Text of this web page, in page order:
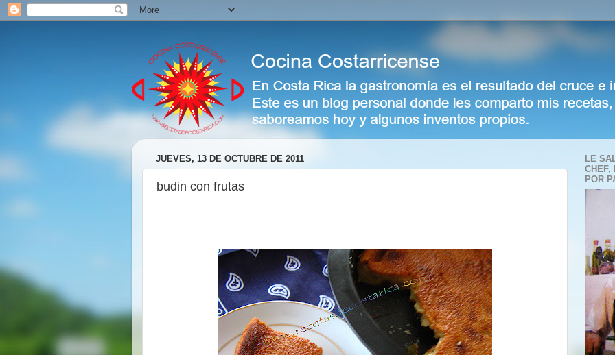
JUEVES, 13 DE OCTUBRE DE 2011
budin con frutas
LE
CHEF,
POR